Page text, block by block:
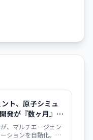
ト、原子シミュ
発が『数ヶ月』か
、マルチエージェン
ションを自動化。従